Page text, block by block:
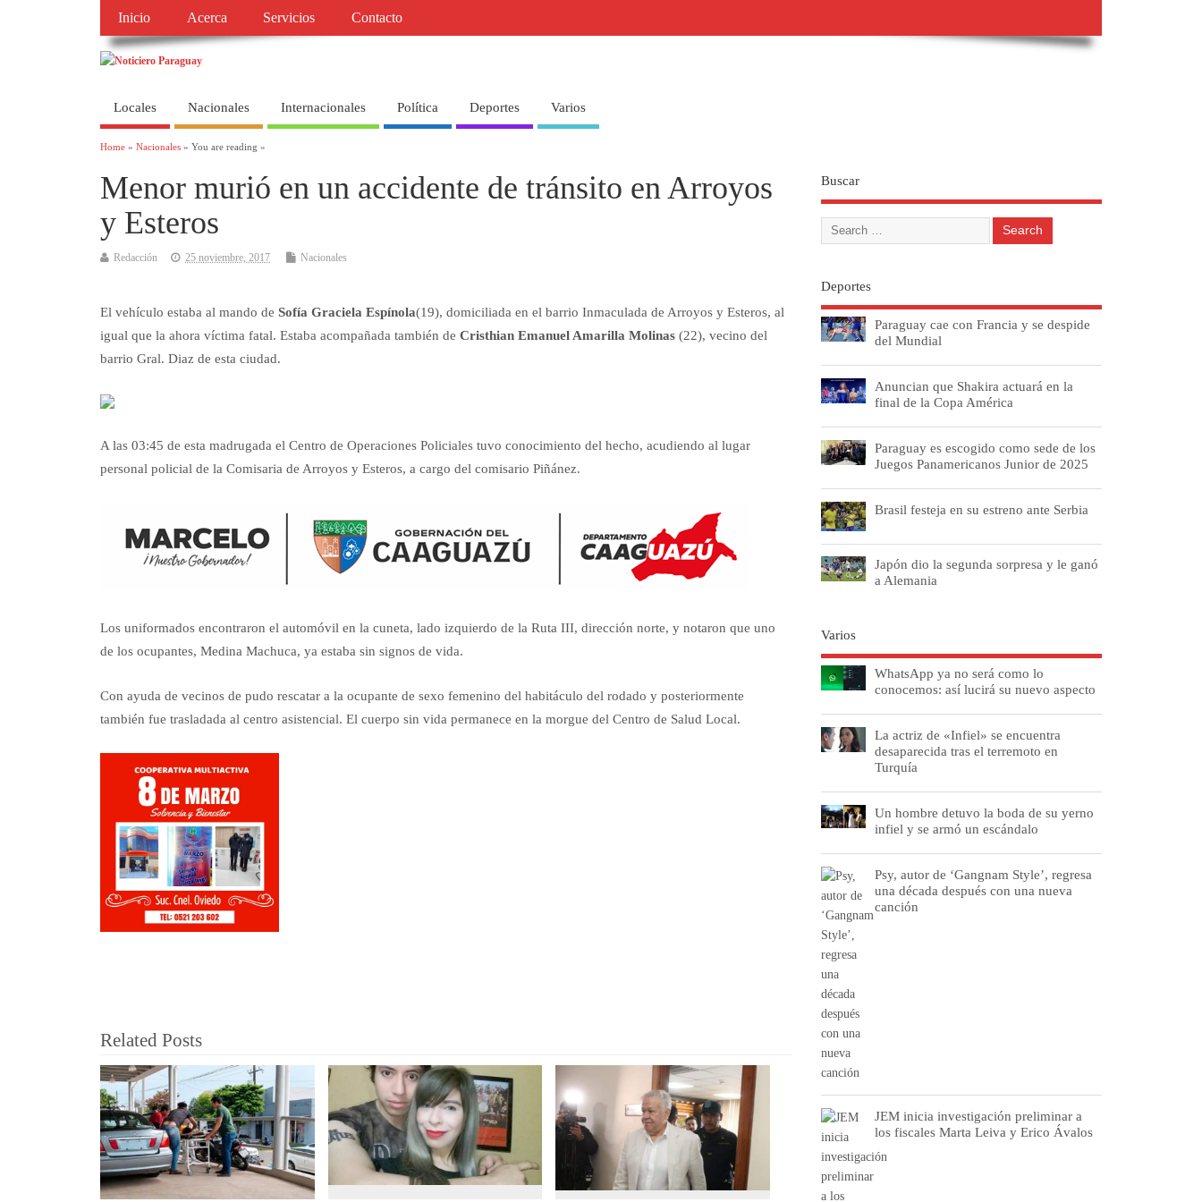
Inicio Acerca Servicios Contacto
Locales Nacionales Internacionales Política Deportes Varios
Home » Nacionales » You are reading »
Menor murió en un accidente de tránsito en Arroyos
y Esteros
Redacción 25 noviembre, 2017 Nacionales
El vehículo estaba al mando de Sofía Graciela Espínola(19), domiciliada en el barrio Inmaculada de Arroyos y Esteros, al
igual que la ahora víctima fatal. Estaba acompañada también de Cristhian Emanuel Amarilla Molinas (22), vecino del
barrio Gral. Diaz de esta ciudad.
A las 03:45 de esta madrugada el Centro de Operaciones Policiales tuvo conocimiento del hecho, acudiendo al lugar
personal policial de la Comisaria de Arroyos y Esteros, a cargo del comisario Piñánez.
Los uniformados encontraron el automóvil en la cuneta, lado izquierdo de la Ruta III, dirección norte, y notaron que uno
de los ocupantes, Medina Machuca, ya estaba sin signos de vida.
Con ayuda de vecinos de pudo rescatar a la ocupante de sexo femenino del habitáculo del rodado y posteriormente
también fue trasladada al centro asistencial. El cuerpo sin vida permanece en la morgue del Centro de Salud Local.
Related Posts
Buscar
Deportes
Paraguay cae con Francia y se despide
del Mundial
Anuncian que Shakira actuará en la
final de la Copa América
Paraguay es escogido como sede de los
Juegos Panamericanos Junior de 2025
Brasil festeja en su estreno ante Serbia
Japón dio la segunda sorpresa y le ganó
a Alemania
Varios
WhatsApp ya no será como lo
conocemos: así lucirá su nuevo aspecto
La actriz de «Infiel» se encuentra
desaparecida tras el terremoto en
Turquía
Un hombre detuvo la boda de su yerno
infiel y se armó un escándalo
Psy, autor de ‘Gangnam Style’, regresa
una década después con una nueva
canción
JEM inicia investigación preliminar a
los fiscales Marta Leiva y Erico Ávalos